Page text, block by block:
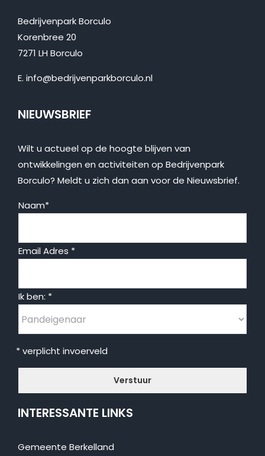
Bedrijvenpark Borculo
Korenbree 20
7271 LH Borculo
E. info@bedrijvenparkborculo.nl
NIEUWSBRIEF
Wilt u actueel op de hoogte blijven van
ontwikkelingen en activiteiten op Bedrijvenpark
Borculo? Meldt u zich dan aan voor de Nieuwsbrief.
Naam*
Email Adres *
Ik ben: *
* verplicht invoerveld
INTERESSANTE LINKS
Gemeente Berkelland